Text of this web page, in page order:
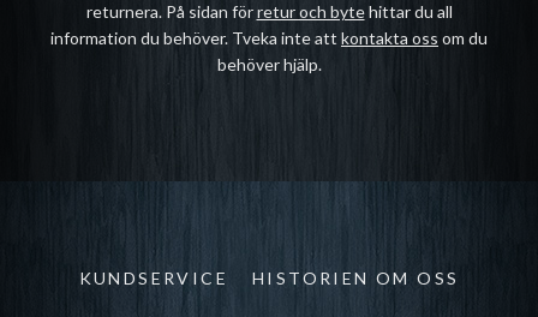
returnera. På sidan förretur och bytehittar du all
information du behöver. Tveka inte att kontakta oss om du
behöver hjälp.
KUNDSERVICE HISTORIEN OM OSS